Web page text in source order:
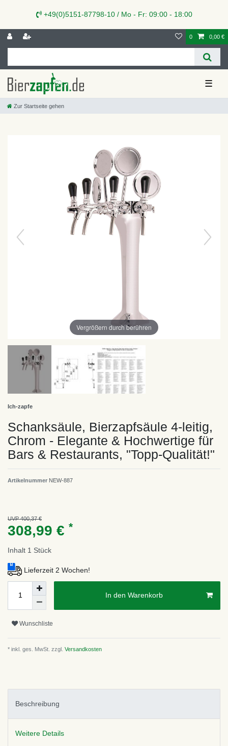
+49(0)5151-87798-10 / Mo - Fr: 09:00 - 18:00
0 0,00 €
☰
Zur Startseite gehen
Vergrößern durch berühren
Ich-zapfe
Schanksäule, Bierzapfsäule 4-leitig,
Chrom - Elegante & Hochwertige für
Bars & Restaurants, "Topp-Qualität!"
Artikelnummer NEW-887
UVP 400,37 €
308,99 € *
Inhalt 1 Stück
Lieferzeit 2 Wochen!
In den Warenkorb
Wunschliste
* inkl. ges. MwSt. zzgl. Versandkosten
Beschreibung
Weitere Details